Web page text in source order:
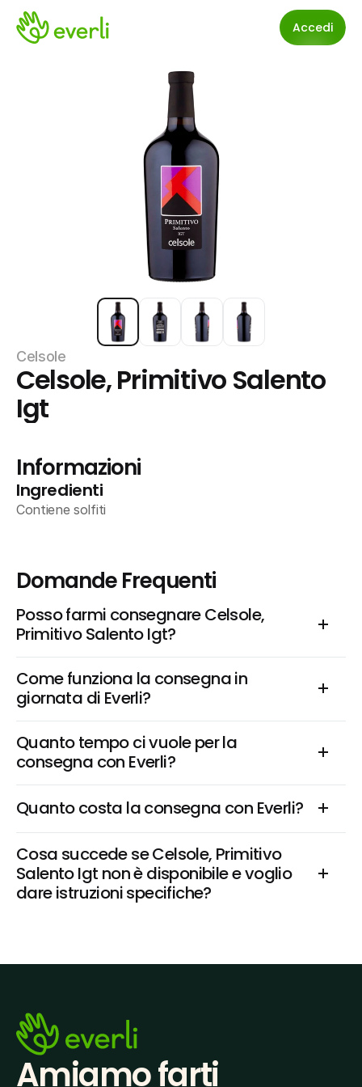
Accedi
Celsole
Celsole, Primitivo Salento
Igt
Informazioni
Ingredienti
Contiene solfiti
Domande Frequenti
Posso farmi consegnare Celsole,
Primitivo Salento Igt?
Come funziona la consegna in
giornata di Everli?
Quanto tempo ci vuole per la
consegna con Everli?
Quanto costa la consegna con Everli?
Cosa succede se Celsole, Primitivo
Salento Igt non è disponibile e voglio
dare istruzioni specifiche?
Amiamo farti